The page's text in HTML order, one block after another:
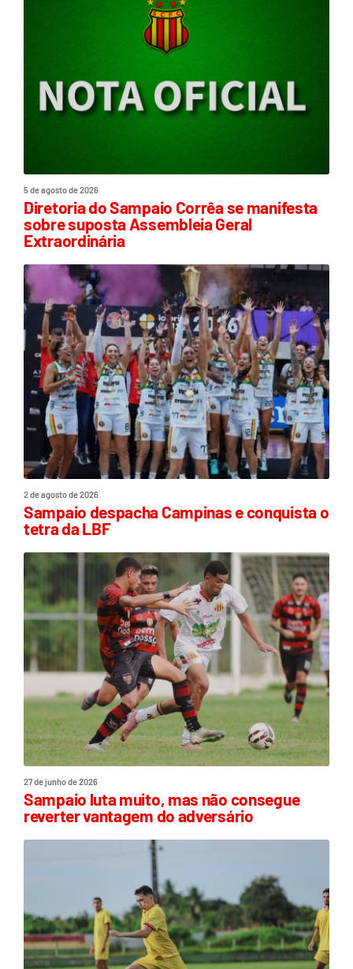
5 de agosto de 2026
Diretoria do Sampaio Corrêa se manifesta
sobre suposta Assembleia Geral
Extraordinária
2 de agosto de 2026
Sampaio despacha Campinas e conquista o
tetra da LBF
27 de junho de 2026
Sampaio luta muito, mas não consegue
reverter vantagem do adversário